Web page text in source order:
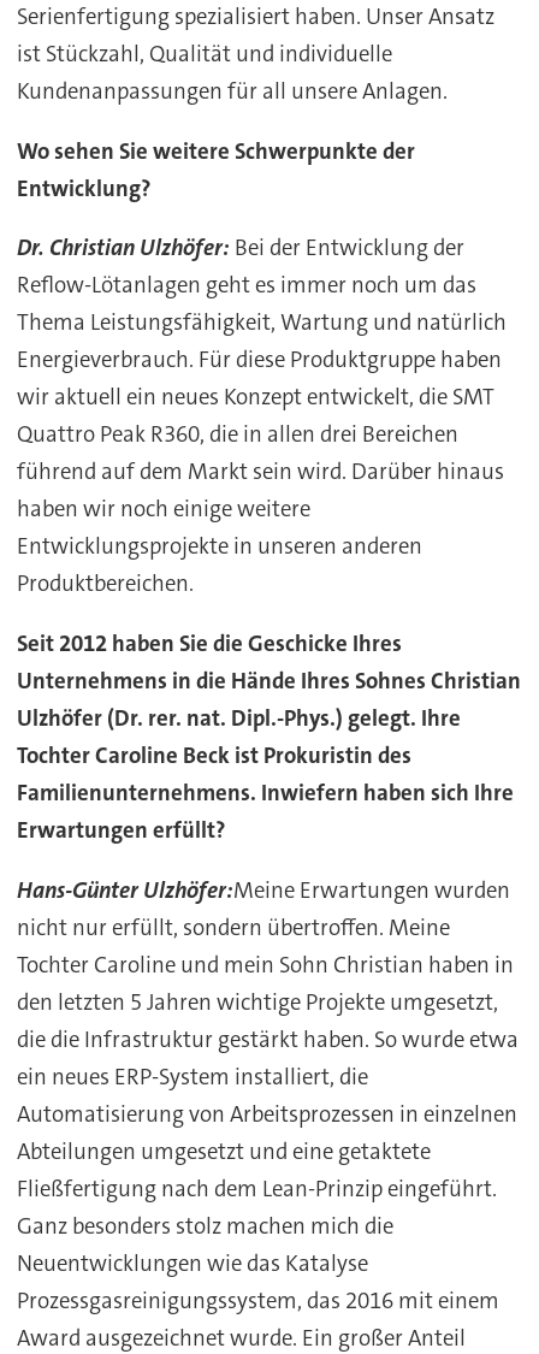
Serienfertigung spezialisiert haben. Unser Ansatz
ist Stückzahl, Qualität und individuelle
Kundenanpassungen für all unsere Anlagen.
Wo sehen Sie weitere Schwerpunkte der
Entwicklung?
Dr. Christian Ulzhöfer: Bei der Entwicklung der
Reflow-Lötanlagen geht es immer noch um das
Thema Leistungsfähigkeit, Wartung und natürlich
Energieverbrauch. Für diese Produktgruppe haben
wir aktuell ein neues Konzept entwickelt, die SMT
Quattro Peak R360, die in allen drei Bereichen
führend auf dem Markt sein wird. Darüber hinaus
haben wir noch einige weitere
Entwicklungsprojekte in unseren anderen
Produktbereichen.
Seit 2012 haben Sie die Geschicke Ihres
Unternehmens in die Hände Ihres Sohnes Christian
Ulzhöfer (Dr. rer. nat. Dipl.-Phys.) gelegt. Ihre
Tochter Caroline Beck ist Prokuristin des
Familienunternehmens. Inwiefern haben sich Ihre
Erwartungen erfüllt?
Hans-Günter Ulzhöfer:Meine Erwartungen wurden
nicht nur erfüllt, sondern übertroffen. Meine
Tochter Caroline und mein Sohn Christian haben in
den letzten 5 Jahren wichtige Projekte umgesetzt,
die die Infrastruktur gestärkt haben. So wurde etwa
ein neues ERP-System installiert, die
Automatisierung von Arbeitsprozessen in einzelnen
Abteilungen umgesetzt und eine getaktete
Fließfertigung nach dem Lean-Prinzip eingeführt.
Ganz besonders stolz machen mich die
Neuentwicklungen wie das Katalyse
Prozessgasreinigungssystem, das 2016 mit einem
Award ausgezeichnet wurde. Ein großer Anteil